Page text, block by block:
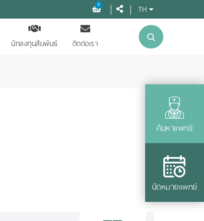
0 TH
นักลงทุนสัมพันธ์ ติดต่อเรา
ค้นหาแพทย์
นัดหมายแพทย์